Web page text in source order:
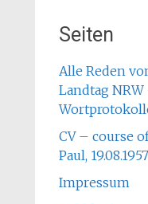
Seiten
Alle Reden
Landtag
CV – course
Paul, 19.08.1957
Impressum